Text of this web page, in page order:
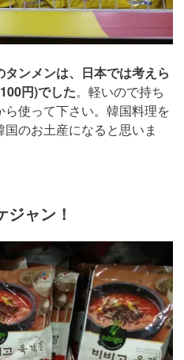
ンメンは、日本では考えら
円)でした。軽いので持ち
使って下さい。韓国料理を
のお土産になると思いま
ャン！